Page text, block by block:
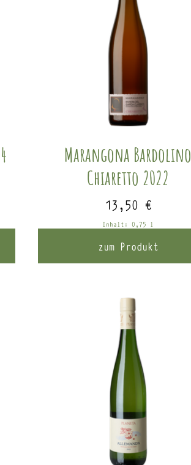
Marangona Bardolino
Chiaretto 2022
13,50 €
Inhalt: 0,75 l
zum Produkt